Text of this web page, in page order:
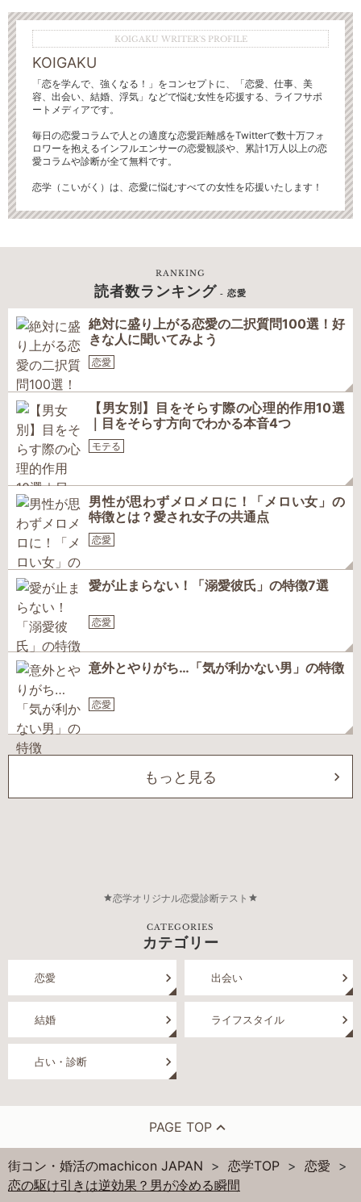
KOIGAKU WRITER'S PROFILE
KOIGAKU
「恋を学んで、強くなる！」をコンセプトに、「恋愛、仕事、美
容、出会い、結婚、浮気」などで悩む女性を応援する、ライフサポ
ートメディアです。
毎日の恋愛コラムで人との適度な恋愛距離感をTwitterで数十万フォ
ロワーを抱えるインフルエンサーの恋愛観談や、累計1万人以上の恋
愛コラムや診断が全て無料です。
恋学（こいがく）は、恋愛に悩むすべての女性を応援いたします！
RANKING
読者数ランキング - 恋愛
絶対に盛り上がる恋愛の二択質問100選！好
きな人に聞いてみよう
恋愛
【男女別】目をそらす際の心理的作用10選
｜目をそらす方向でわかる本音4つ
モテる
男性が思わずメロメロに！「メロい女」の
特徴とは？愛され女子の共通点
恋愛
愛が止まらない！「溺愛彼氏」の特徴7選
恋愛
意外とやりがち…「気が利かない男」の特徴
恋愛
もっと見る
恋学オリジナル恋愛診断テスト
CATEGORIES
カテゴリー
恋愛 出会い
結婚 ライフスタイル
占い・診断
PAGE TOP
街コン・婚活のmachicon JAPAN 恋学TOP
恋愛
恋の駆け引きは逆効果？男が冷める瞬間